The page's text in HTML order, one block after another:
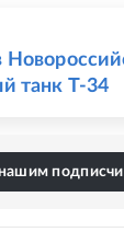
танк Т-34